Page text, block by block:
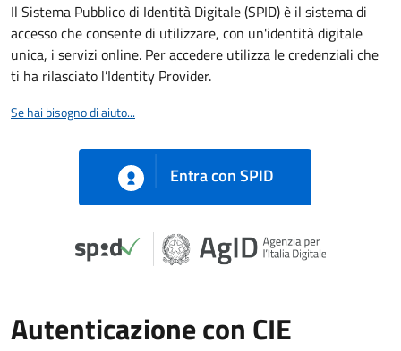
Il Sistema Pubblico di Identità Digitale (SPID) è il sistema di
accesso che consente di utilizzare, con un'identità digitale
unica, i servizi online. Per accedere utilizza le credenziali che
ti ha rilasciato l’Identity Provider.
Se hai bisogno di aiuto...
Entra con SPID
Autenticazione con CIE